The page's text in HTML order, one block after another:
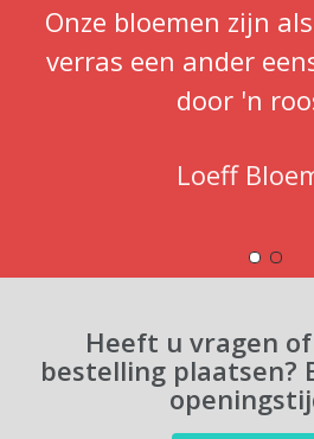
Onze bloemen zijn
verras een ander
door 'n
Loeff
Heeft u vragen
bestelling plaatsen?